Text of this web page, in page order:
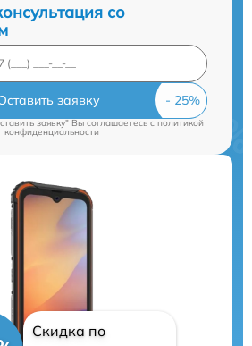
со
заявку
заявку" Вы соглашаетесь cполитикой
конфиденциальности
Скидка по